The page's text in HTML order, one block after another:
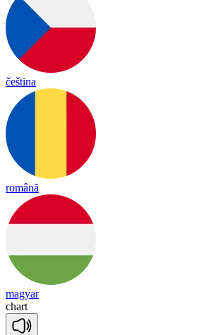
čeština
română
magyar
chart